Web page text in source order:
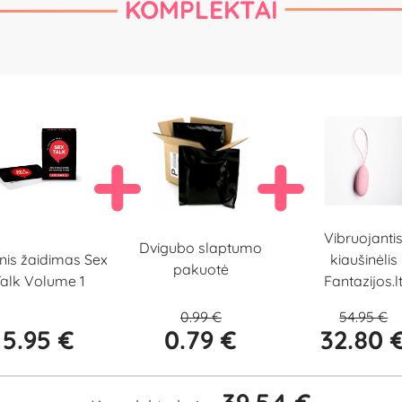
KOMPLEKTAI
žaidimas Sex
Volume 1
5.95 €
Dvigubo slaptumo
pakuotė
0.99 €
0.79 €
Vibruojantis
kiaušinėlis
Fantazijos.lt
54.95 €
32.80